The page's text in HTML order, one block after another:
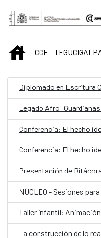
Saltar al contenido
INICIO
CCE -
NÚCLEO - Sesiones
Taller infantil:
La construcción de lo